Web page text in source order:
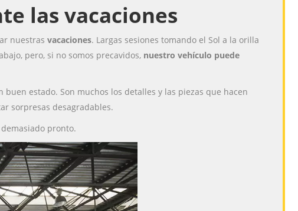
las vacaciones
nuestras vacaciones. Largas sesiones tomando el Sol a la orilla
pero, si no somos precavidos, nuestro vehículo puede
estado. Son muchos los detalles y las piezas que hacen
sorpresas desagradables.
pronto.